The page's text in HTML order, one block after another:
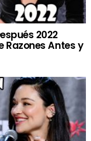
2022
Razones Antes y